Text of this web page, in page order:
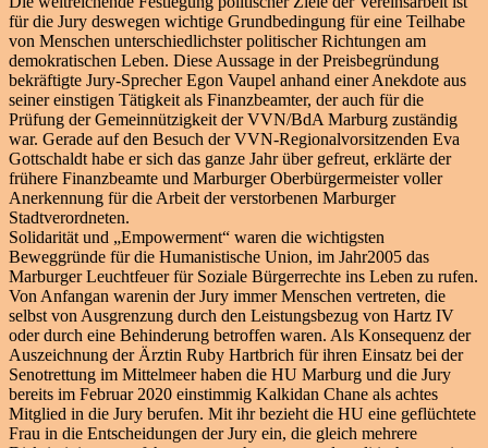
für die Jury deswegen wichtige Grundbedingung für eine Teilhabe
von Menschen unterschiedlichster politischer Richtungen am
demokratischen Leben. Diese Aussage in der Preisbegründung
bekräftigte Jury-Sprecher Egon Vaupel anhand einer Anekdote aus
seiner einstigen Tätigkeit als Finanzbeamter, der auch für die
Prüfung der Gemeinnützigkeit der VVN/BdA Marburg zuständig
war. Gerade auf den Besuch der VVN-Regionalvorsitzenden Eva
Gottschaldt habe er sich das ganze Jahr über gefreut, erklärte der
frühere Finanzbeamte und Marburger Oberbürgermeister voller
Anerkennung für die Arbeit der verstorbenen Marburger
Stadtverordneten.
Solidarität und „Empowerment“ waren die wichtigsten
Beweggründe für die Humanistische Union, im Jahr2005 das
Marburger Leuchtfeuer für Soziale Bürgerrechte ins Leben zu rufen.
Von Anfangan warenin der Jury immer Menschen vertreten, die
selbst von Ausgrenzung durch den Leistungsbezug von Hartz IV
oder durch eine Behinderung betroffen waren. Als Konsequenz der
Auszeichnung der Ärztin Ruby Hartbrich für ihren Einsatz bei der
Senotrettung im Mittelmeer haben die HU Marburg und die Jury
bereits im Februar 2020 einstimmig Kalkidan Chane als achtes
Mitglied in die Jury berufen. Mit ihr bezieht die HU eine geflüchtete
Frau in die Entscheidungen der Jury ein, die gleich mehrere